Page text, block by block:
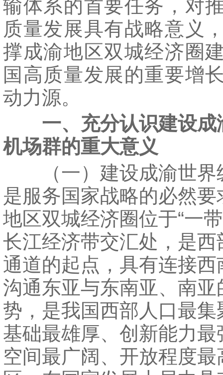
输体系的首要任务，对
质量发展具有战略意义
撑成渝地区双城经济圈
国高质量发展的重要增
动力源。
一、充分认识建设成
机场群的重大意义
（一）建设成渝世界
是服务国家战略的必然要
地区双城经济圈位于“一
长江经济带交汇处，是西
通道的起点，具有连接西
沟通东亚与东南亚、南亚
势，是我国西部人口最集
基础最雄厚、创新能力最
空间最广阔、开放程度最